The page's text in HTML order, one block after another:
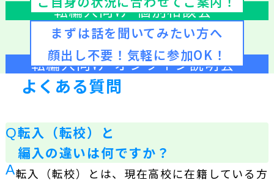
転編入向け“個別相談会”
まずは話を聞いてみたい方へ
顔出し不要！気軽に参加OK！
転編入向け“オンライン説明会”
よくある質問
Q転入（転校）と
編入の違いは何ですか？
A転入（転校）とは、現在高校に在籍している方